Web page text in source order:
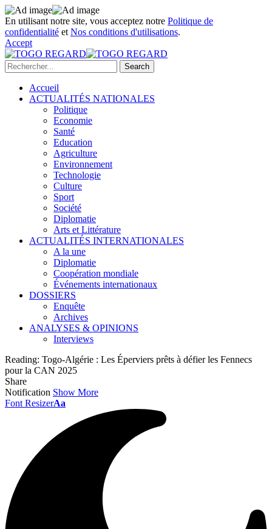
En utilisant notre site, vous acceptez notre Politique de
confidentialité et Nos conditions d'utilisations.
Accept
Accueil
ACTUALITÉS NATIONALES
Politique
Economie
Santé
Education
Agriculture
Environnement
Technologie
Culture
Sport
Société
Diplomatie
Arts et Littérature
ACTUALITÉS INTERNATIONALES
A la une
Diplomatie
Coopération mondiale
Événements internationaux
DOSSIERS
Enquête
Archives
ANALYSES & OPINIONS
Interviews
Reading: Togo-Algérie : Les Éperviers prêts à défier les Fennecs
pour la CAN 2025
Share
Notification Show More
Font ResizerAa